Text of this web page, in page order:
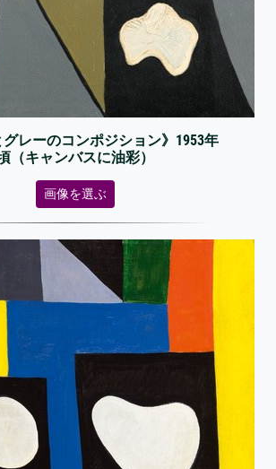
レーのコンポジション》1953年
（キャンバスに油彩）
画像を選ぶ